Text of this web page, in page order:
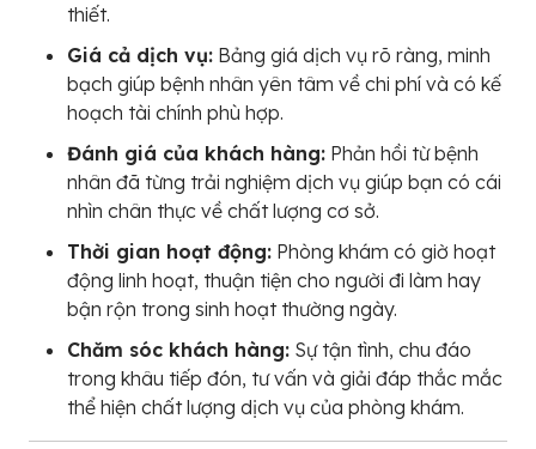
thiết.
Giá cả dịch vụ: Bảng giá dịch vụ rõ ràng, minh
bạch giúp bệnh nhân yên tâm về chi phí và có kế
hoạch tài chính phù hợp.
Đánh giá của khách hàng: Phản hồi từ bệnh
nhân đã từng trải nghiệm dịch vụ giúp bạn có cái
nhìn chân thực về chất lượng cơ sở.
Thời gian hoạt động: Phòng khám có giờ hoạt
động linh hoạt, thuận tiện cho người đi làm hay
bận rộn trong sinh hoạt thường ngày.
Chăm sóc khách hàng: Sự tận tình, chu đáo
trong khâu tiếp đón, tư vấn và giải đáp thắc mắc
thể hiện chất lượng dịch vụ của phòng khám.